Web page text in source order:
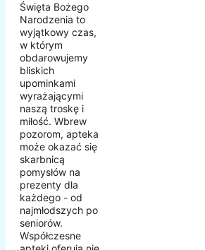
Święta Bożego
Narodzenia to
wyjątkowy czas,
w którym
obdarowujemy
bliskich
upominkami
wyrażającymi
naszą troskę i
miłość. Wbrew
pozorom, apteka
może okazać się
skarbnicą
pomysłów na
prezenty dla
każdego - od
najmłodszych po
seniorów.
Współczesne